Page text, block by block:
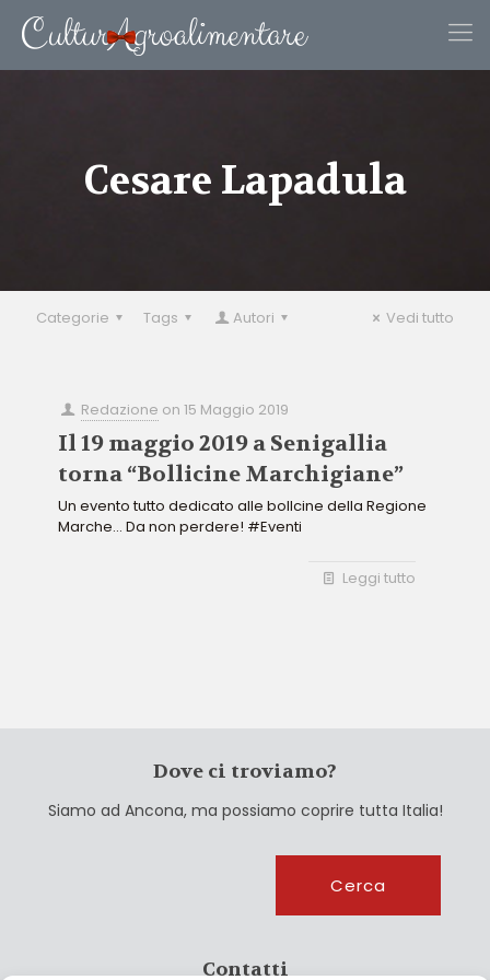
Cesare Lapadula
Categorie Tags Autori Vedi tutto
Redazione on15 Maggio 2019
Il 19 maggio 2019 a Senigallia
torna “Bollicine Marchigiane”
Un evento tutto dedicato alle bollcine della Regione
Marche... Da non perdere! #Eventi
Leggi tutto
Dove ci troviamo?
Siamo ad Ancona, ma possiamo coprire tutta Italia!
Cerca
Contatti